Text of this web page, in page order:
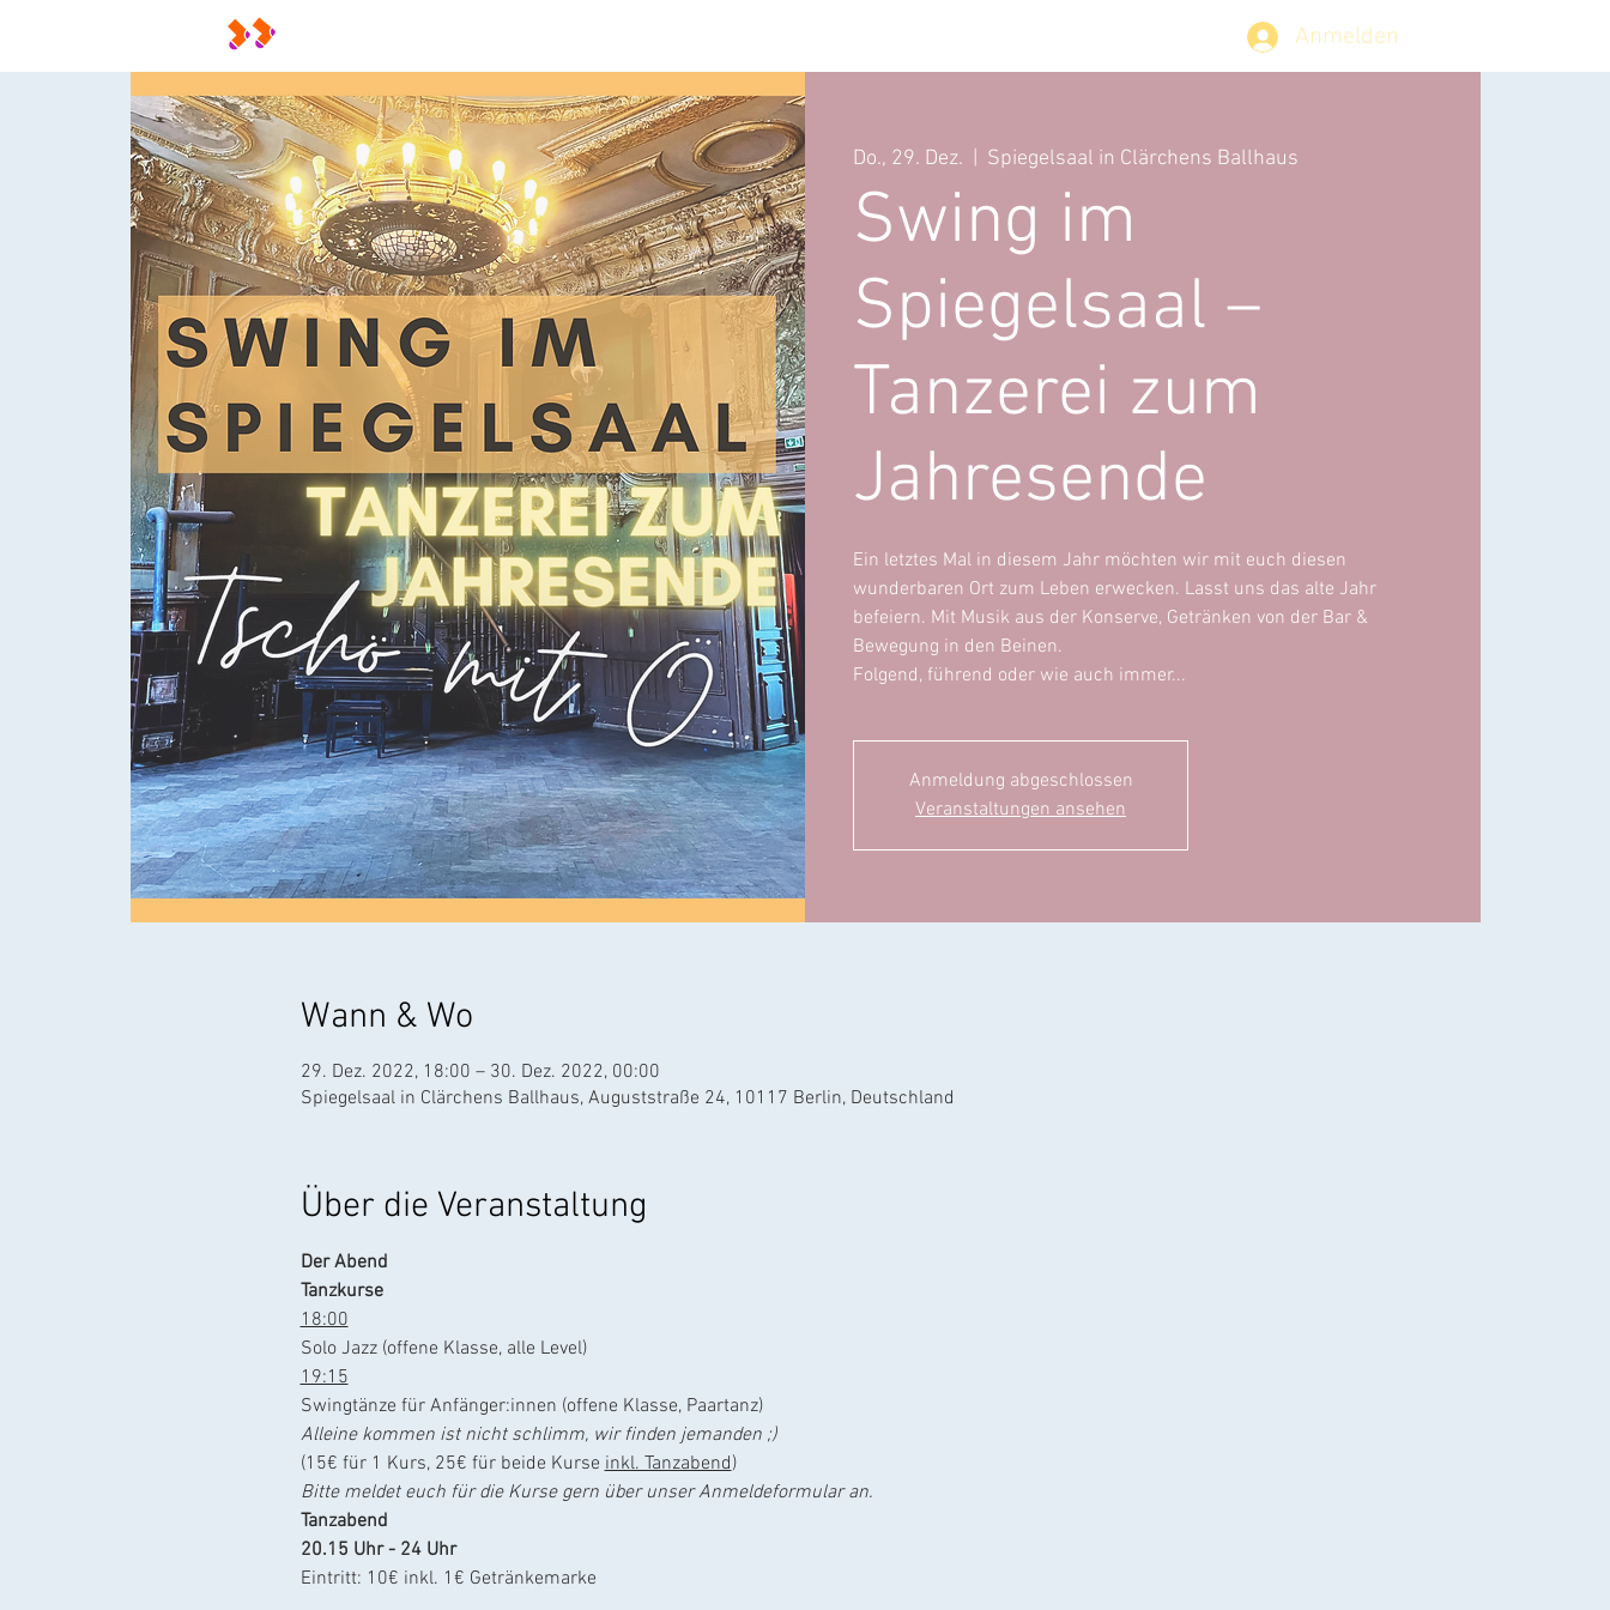
Anmelden
Do., 29. Dez. Spiegelsaal in Clärchens Ballhaus
Swing im
Spiegelsaal –
Tanzerei zum
Jahresende
Ein letztes Mal in diesem Jahr möchten wir mit euch diesen
wunderbaren Ort zum Leben erwecken. Lasst uns das alte Jahr
befeiern. Mit Musik aus der Konserve, Getränken von der Bar &
Bewegung in den Beinen.
Folgend, führend oder wie auch immer...
Anmeldung abgeschlossen
Veranstaltungen ansehen
Wann & Wo
29. Dez. 2022, 18:00 – 30. Dez. 2022, 00:00
Spiegelsaal in Clärchens Ballhaus, Auguststraße 24, 10117 Berlin, Deutschland
Über die Veranstaltung
Der Abend
Tanzkurse
18:00
Solo Jazz (offene Klasse, alle Level)
19:15
Swingtänze für Anfänger:innen (offene Klasse, Paartanz)
Alleine kommen ist nicht schlimm, wir finden jemanden ;)
(15€ für 1 Kurs, 25€ für beide Kurse inkl. Tanzabend)
Bitte meldet euch für die Kurse gern über unser Anmeldeformular an.
Tanzabend
20.15 Uhr - 24 Uhr
Eintritt: 10€ inkl. 1€ Getränkemarke